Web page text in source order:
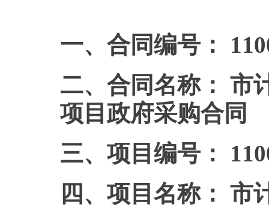
一、合同编号：
二、合同名称： 市
项目政府采购合同
三、项目编号：
四、项目名称： 市